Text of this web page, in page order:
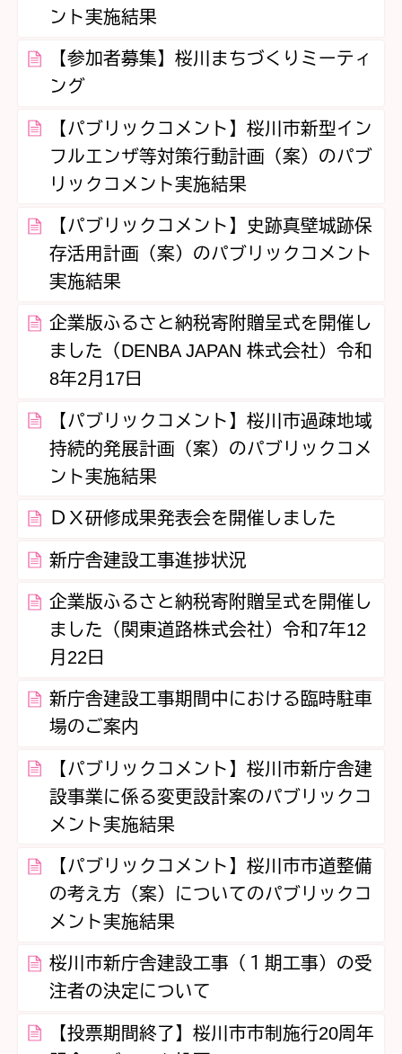
ント実施結果
【参加者募集】桜川まちづくりミーティ
ング
【パブリックコメント】桜川市新型イン
フルエンザ等対策行動計画（案）のパブ
リックコメント実施結果
【パブリックコメント】史跡真壁城跡保
存活用計画（案）のパブリックコメント
実施結果
企業版ふるさと納税寄附贈呈式を開催し
ました（DENBA JAPAN 株式会社）令和
8年2月17日
【パブリックコメント】桜川市過疎地域
持続的発展計画（案）のパブリックコメ
ント実施結果
ＤＸ研修成果発表会を開催しました
新庁舎建設工事進捗状況
企業版ふるさと納税寄附贈呈式を開催し
ました（関東道路株式会社）令和7年12
月22日
新庁舎建設工事期間中における臨時駐車
場のご案内
【パブリックコメント】桜川市新庁舎建
設事業に係る変更設計案のパブリックコ
メント実施結果
【パブリックコメント】桜川市市道整備
の考え方（案）についてのパブリックコ
メント実施結果
桜川市新庁舎建設工事（１期工事）の受
注者の決定について
【投票期間終了】桜川市市制施行20周年